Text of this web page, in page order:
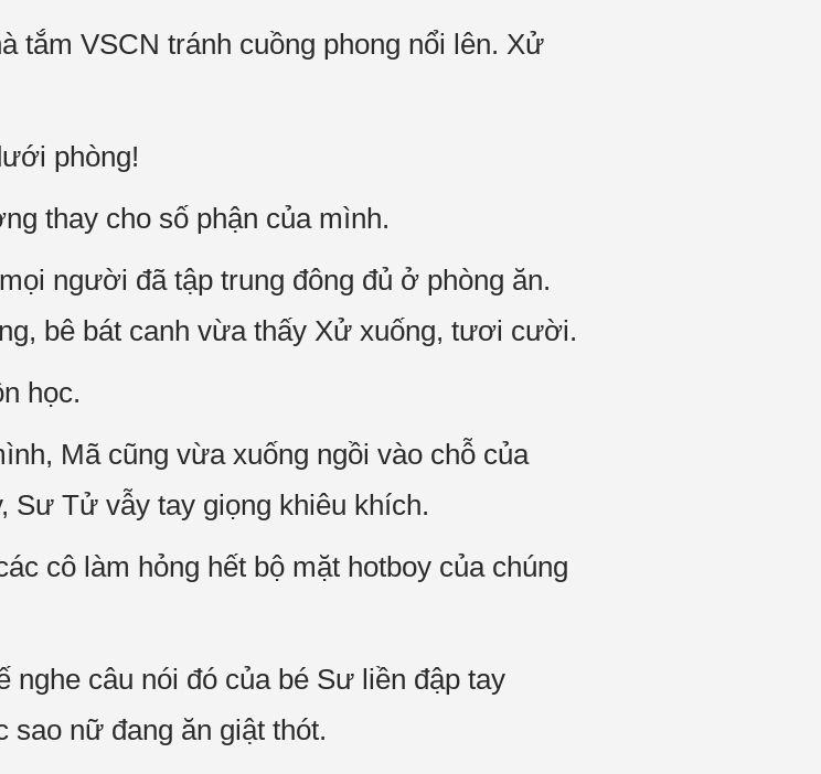
tắm VSCN tránh cuồng phong nổi lên. Xử
phòng!
thay cho số phận của mình.
người đã tập trung đông đủ ở phòng ăn.
bê bát canh vừa thấy Xử xuống, tươi cười.
học.
Mã cũng vừa xuống ngồi vào chỗ của
Sư Tử vẫy tay giọng khiêu khích.
cô làm hỏng hết bộ mặt hotboy của chúng
nghe câu nói đó của bé Sư liền đập tay
sao nữ đang ăn giật thót.